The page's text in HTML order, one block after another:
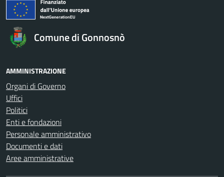
Comune di Gonnosnò
AMMINISTRAZIONE
Organi di Governo
Uffici
Politici
Enti e fondazioni
Personale amministrativo
Documenti e dati
Aree amministrative